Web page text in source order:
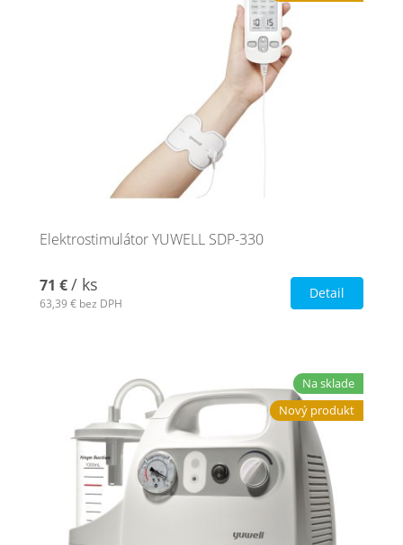
Elektrostimulátor YUWELL SDP-330
71 €/ ks
63,39 € bez DPH
Detail
Na sklade
Nový produkt